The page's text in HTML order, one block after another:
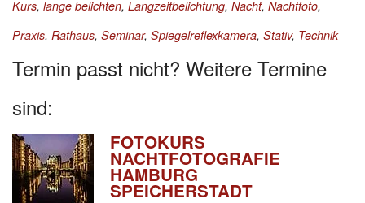
Kurs, lange belichten, Langzeitbelichtung, Nacht, Nachtfoto,
Praxis, Rathaus, Seminar, Spiegelreflexkamera, Stativ, Technik
Termin passt nicht? Weitere Termine
sind:
FOTOKURS
NACHTFOTOGRAFIE
HAMBURG
SPEICHERSTADT